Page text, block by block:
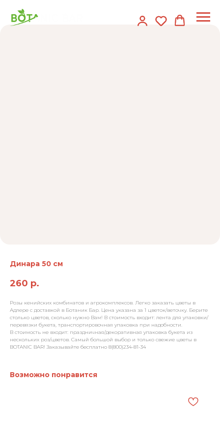
Динара 50 см
260 р.
Розы кенийских комбинатов и агрокомплексов. Легко заказать цветы в
Адлере с доставкой в Ботаник Бар. Цена указана за 1 цветок/веточку. Берите
столько цветов, сколько нужно Вам! В стоимость входит: лента для упаковки/
перевязки букета, транспортировочная упаковка при надобности.
В стоимость не входит: праздничная/декоративная упаковка букета из
нескольких роз/цветов. Самый большой выбор и только свежие цветы в
BOTANIC BAR! Заказывайте бесплатно 8(800)234-81-34
Возможно понравится